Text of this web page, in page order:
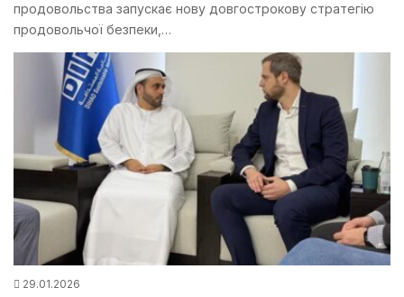
продовольства запускає нову довгострокову стратегію
продовольчої безпеки,…
29.01.2026